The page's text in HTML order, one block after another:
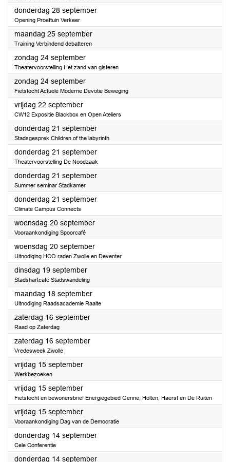
donderdag 28 september2023
Opening Proeftuin Verkeer
maandag 25 september2023
Training Verbindend debatteren
zondag 24 september2023
Theatervoorstelling Het zand van gisteren
zondag 24 september2023
Fietstocht Actuele Moderne Devotie Beweging
vrijdag 22 september2023
CW12 Expositie Blackbox en Open Ateliers
donderdag 21 september2023
Stadsgesprek Children of the labyrinth
donderdag 21 september2023
Theatervoorstelling De Noodzaak
donderdag 21 september2023
Summer seminar Stadkamer
donderdag 21 september2023
Climate Campus Connects
woensdag 20 september2023
Vooraankondiging Spoorcafé
woensdag 20 september2023
Uitnodiging HCO raden Zwolle en Deventer
dinsdag 19 september2023
Stadshartcafé Stadswandeling
maandag 18 september2023
Uitnodiging Raadsacademie Raalte
zaterdag 16 september2023
Raad op Zaterdag
zaterdag 16 september2023
Vredesweek Zwolle
vrijdag 15 september2023
Werkbezoeken
vrijdag 15 september2023
Fietstocht en bewonersbrief Energiegebied Genne, Holten, Haerst en De Ruiten
vrijdag 15 september2023
Vooraankondiging Dag van de Democratie
donderdag 14 september2023
Cele Conferentie
donderdag 14 september2023